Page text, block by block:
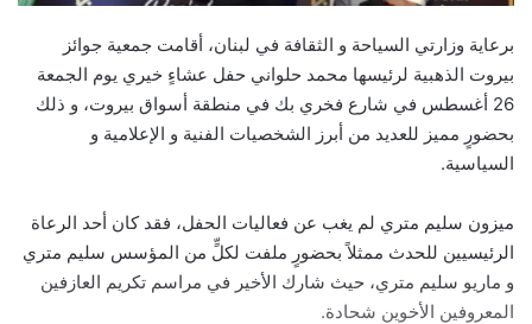
برعاية وزارتي السياحة و الثقافة في لبنان، أقامت جمعية جوائز
بيروت الذهبية لرئيسها محمد حلواني حفل عشاءٍ خيري يوم الجمعة
26 أغسطس في شارع فخري بك في منطقة أسواق بيروت، و ذلك
بحضورٍ مميز للعديد من أبرز الشخصيات الفنية و الإعلامية و
السياسية.
ميزون سليم متري لم يغب عن فعاليات الحفل، فقد كان أحد الرعاة
الرئيسيين للحدث ممثلاً بحضورٍ ملفت لكلٍّ من المؤسس سليم متري
و ماريو سليم متري، حيث شارك الأخير في مراسم تكريم العازفين
المعروفين الأخوين شحادة.